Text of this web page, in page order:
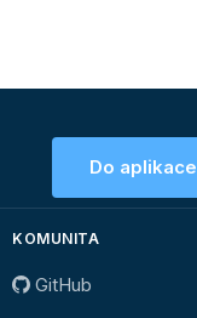
Do aplikace
KOMUNITA
GitHub